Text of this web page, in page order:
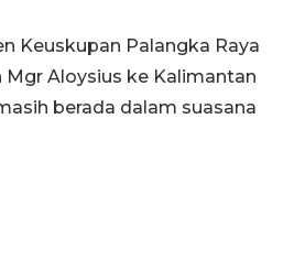
Keuskupan Palangka Raya
Aloysius ke Kalimantan
berada dalam suasana